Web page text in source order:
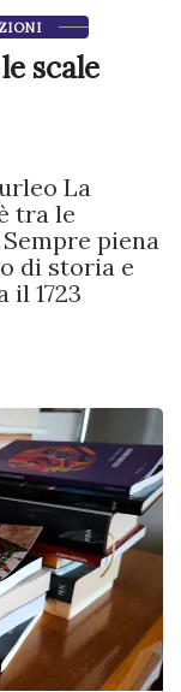
scale
La
tra le
piena
di storia e
il 1723